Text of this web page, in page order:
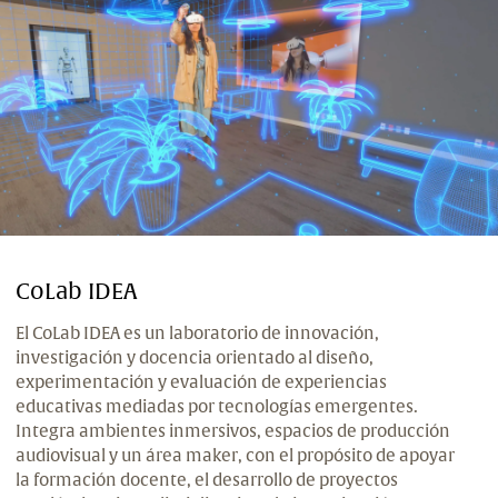
Organismos internacionales
Centros de diversidad funcional
Tecnología educativa
Laboratorios de aprendizaje
CoLab IDEA
El CoLab IDEA es un laboratorio de innovación,
investigación y docencia orientado al diseño,
experimentación y evaluación de experiencias
educativas mediadas por tecnologías emergentes.
Integra ambientes inmersivos, espacios de producción
audiovisual y un área maker, con el propósito de apoyar
la formación docente, el desarrollo de proyectos